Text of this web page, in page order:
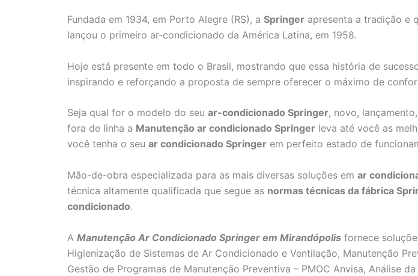
Fundada em 1934, em Porto Alegre (RS), a Springer apresenta a tradição e
lançou o primeiro ar-condicionado da América Latina, em 1958.
Hoje está presente em todo o Brasil, mostrando que essa história de
inspirando e reforçando a proposta de sempre oferecer o máximo de
Seja qual for o modelo do seu ar-condicionado Springer, novo,
fora de linha a Manutenção ar condicionado Springer leva até você as
você tenha o seu ar condicionado Springer em perfeito estado de
Mão-de-obra especializada para as mais diversas soluções em ar
técnica altamente qualificada que segue as normas técnicas da fábrica
condicionado.
A Manutenção Ar Condicionado Springer em Mirandópolis fornece
Higienização de Sistemas de Ar Condicionado e Ventilação, Manutenção
Gestão de Programas de Manutenção Preventiva – PMOC Anvisa, Análise